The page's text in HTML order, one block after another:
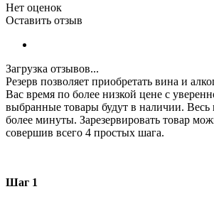
Нет оценок
Оставить отзыв
Загрузка отзывов...
Резерв позволяет приобретать вина и
Вас время по более низкой цене с
выбранные товары будут в наличии. Весь
более минуты. Зарезервировать товар
совершив всего 4 простых шага.
Шаг 1